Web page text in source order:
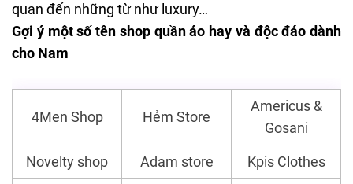
quan đến những từ như luxury…
Gợi ý một số tên shop quần áo hay và độc đáo dành
cho Nam
4Men Shop Hẻm Store
Americus &
Gosani
Novelty shop Adam store Kpis Clothes